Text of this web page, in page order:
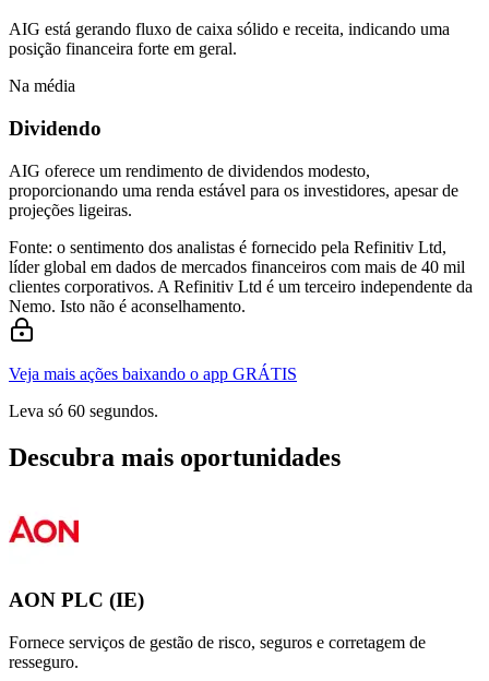
AIG está gerando fluxo de caixa sólido e receita, indicando uma
posição financeira forte em geral.
Na média
Dividendo
AIG oferece um rendimento de dividendos modesto,
proporcionando uma renda estável para os investidores, apesar de
projeções ligeiras.
Fonte: o sentimento dos analistas é fornecido pela Refinitiv Ltd,
líder global em dados de mercados financeiros com mais de 40 mil
clientes corporativos. A Refinitiv Ltd é um terceiro independente da
Nemo. Isto não é aconselhamento.
Veja mais ações baixando o app GRÁTIS
Leva só 60 segundos.
Descubra mais oportunidades
AON PLC (IE)
Fornece serviços de gestão de risco, seguros e corretagem de
resseguro.